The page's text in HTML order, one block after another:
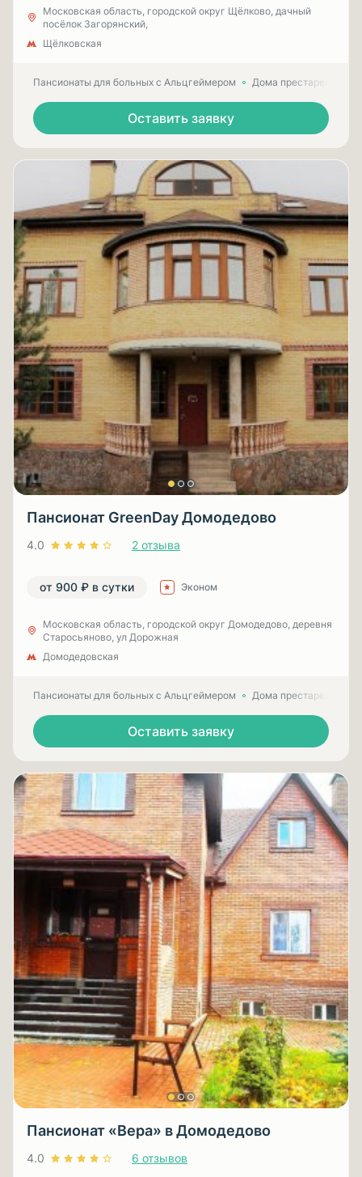
Московская область, городской округ Щёлково, дачный
посёлок Загорянский,
Щёлковская
Пансионаты для больных с Альцгеймером Дома престарелых
Оставить заявку
Пансионат GreenDay Домодедово
4.0 2 отзыва
от 900 ₽ в сутки Эконом
Московская область, городской округ Домодедово, деревня
Старосьяново, ул Дорожная
Домодедовская
Пансионаты для больных с Альцгеймером Дома престарелых
Оставить заявку
Пансионат «Вера» в Домодедово
4.0 6 отзывов